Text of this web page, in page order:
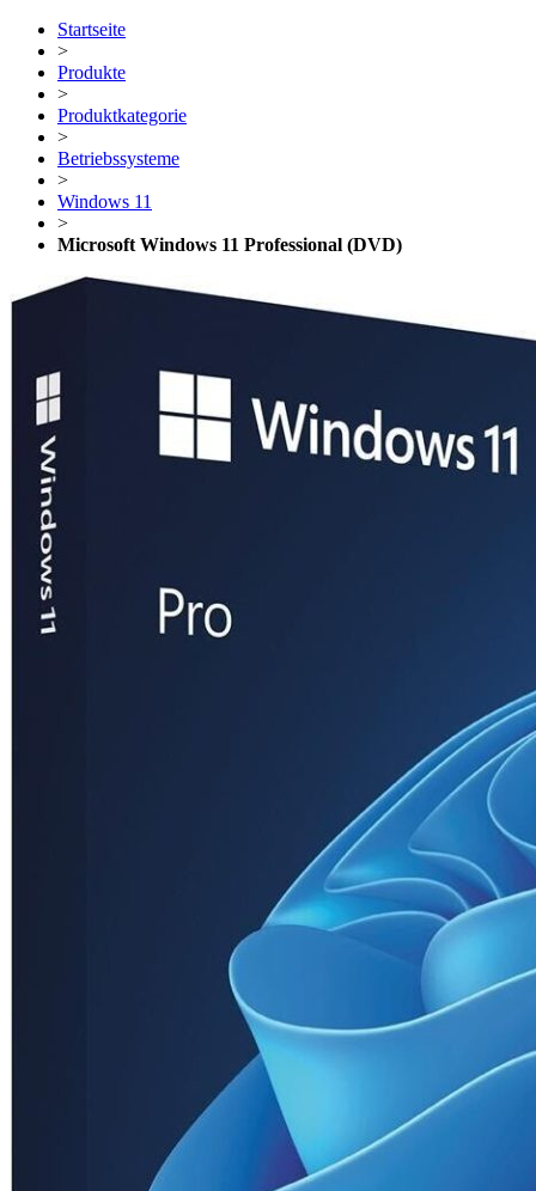
Startseite
>
Produkte
>
Produktkategorie
>
Betriebssysteme
>
Windows 11
>
Microsoft Windows 11 Professional (DVD)